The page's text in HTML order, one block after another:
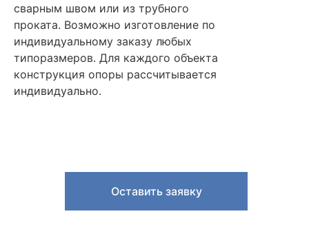
сварным швом или из трубного
проката. Возможно изготовление по
индивидуальному заказу любых
типоразмеров. Для каждого объекта
конструкция опоры рассчитывается
индивидуально.
Оставить заявку